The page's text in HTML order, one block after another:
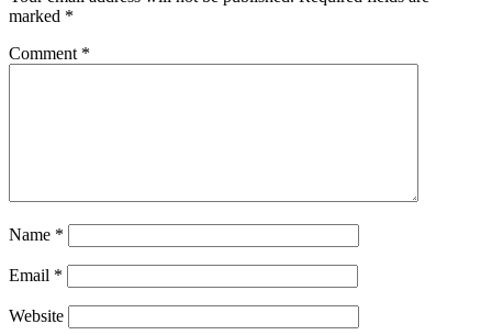
marked *
Comment *
Name *
Email *
Website